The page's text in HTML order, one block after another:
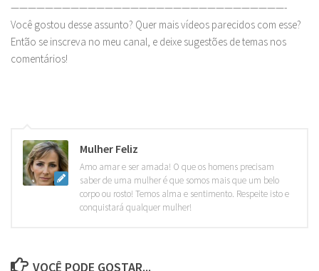
————————————————————————————————-
Você gostou desse assunto? Quer mais vídeos parecidos com esse?
Então se inscreva no meu canal, e deixe sugestões de temas nos
comentários!
Mulher Feliz
Amo amar e ser amada! O que os homens precisam
saber de uma mulher é que somos mais que um belo
corpo ou rosto! Temos alma e sentimento. Respeite isto e
conquistará qualquer mulher!
VOCÊ PODE GOSTAR...